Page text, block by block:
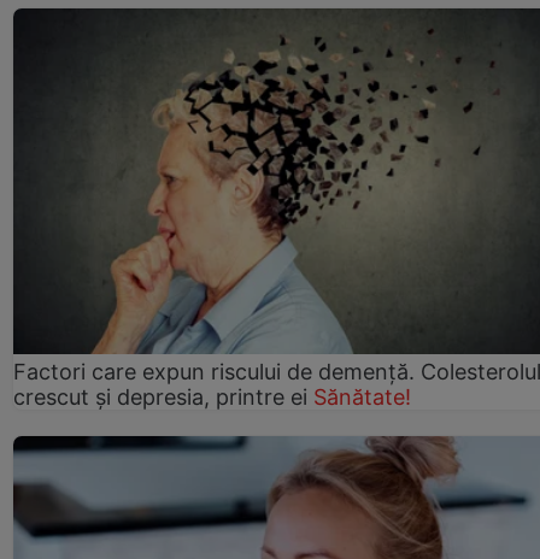
Factori care expun riscului de demență. Colesterolul
crescut şi depresia, printre ei Sănătate!